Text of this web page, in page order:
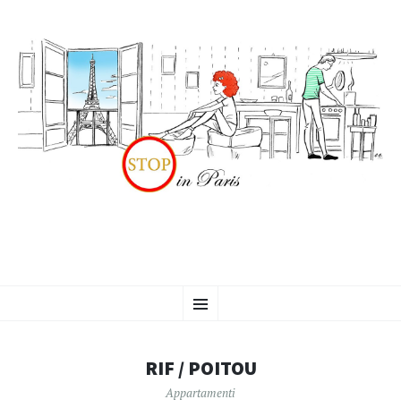
Menu
AL
RIF / POITOU
Appartamenti